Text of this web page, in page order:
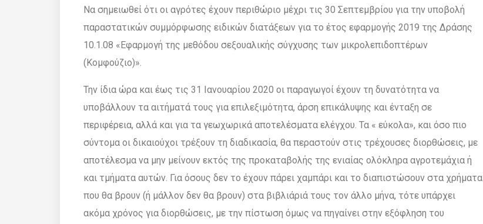
Να σηµειωθεί ότι οι αγρότες έχουν περιθώριο µέχρι τις 30 Σεπτεµβρίου για την υποβολή
παραστατικών συµµόρφωσης ειδικών διατάξεων για το έτος εφαρµογής 2019 της ∆ράσης
10.1.08 «Εφαρµογή της µεθόδου σεξουαλικής σύγχυσης των µικρολεπιδοπτέρων
(Κοµφούζιο)».
Την ίδια ώρα και έως τις 31 Ιανουαρίου 2020 οι παραγωγοί έχουν τη δυνατότητα να
υποβάλλουν τα αιτήµατά τους για επιλεξιµότητα, άρση επικάλυψης και ένταξη σε
περιφέρεια, αλλά και για τα γεωχωρικά αποτελέσµατα ελέγχου. Τα « εύκολα», και όσο πιο
σύντοµα οι δικαιούχοι τρέξουν τη διαδικασία, θα περαστούν στις τρέχουσες διορθώσεις, µε
αποτέλεσµα να µην µείνουν εκτός της προκαταβολής της ενιαίας ολόκληρα αγροτεµάχια ή
και τµήµατα αυτών. Για όσους δεν το έχουν πάρει χαµπάρι και το διαπιστώσουν στα χρήµατα
που θα βρουν (ή µάλλον δεν θα βρουν) στα βιβλιάριά τους τον άλλο µήνα, τότε υπάρχει
ακόµα χρόνος για διορθώσεις, µε την πίστωση όµως να πηγαίνει στην εξόφληση του